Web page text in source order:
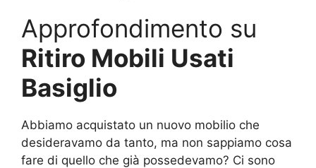
Approfondimento su
Ritiro Mobili Usati
Basiglio
Abbiamo acquistato un nuovo mobilio che
desideravamo da tanto, ma non sappiamo cosa
fare di quello che già possedevamo? Ci sono